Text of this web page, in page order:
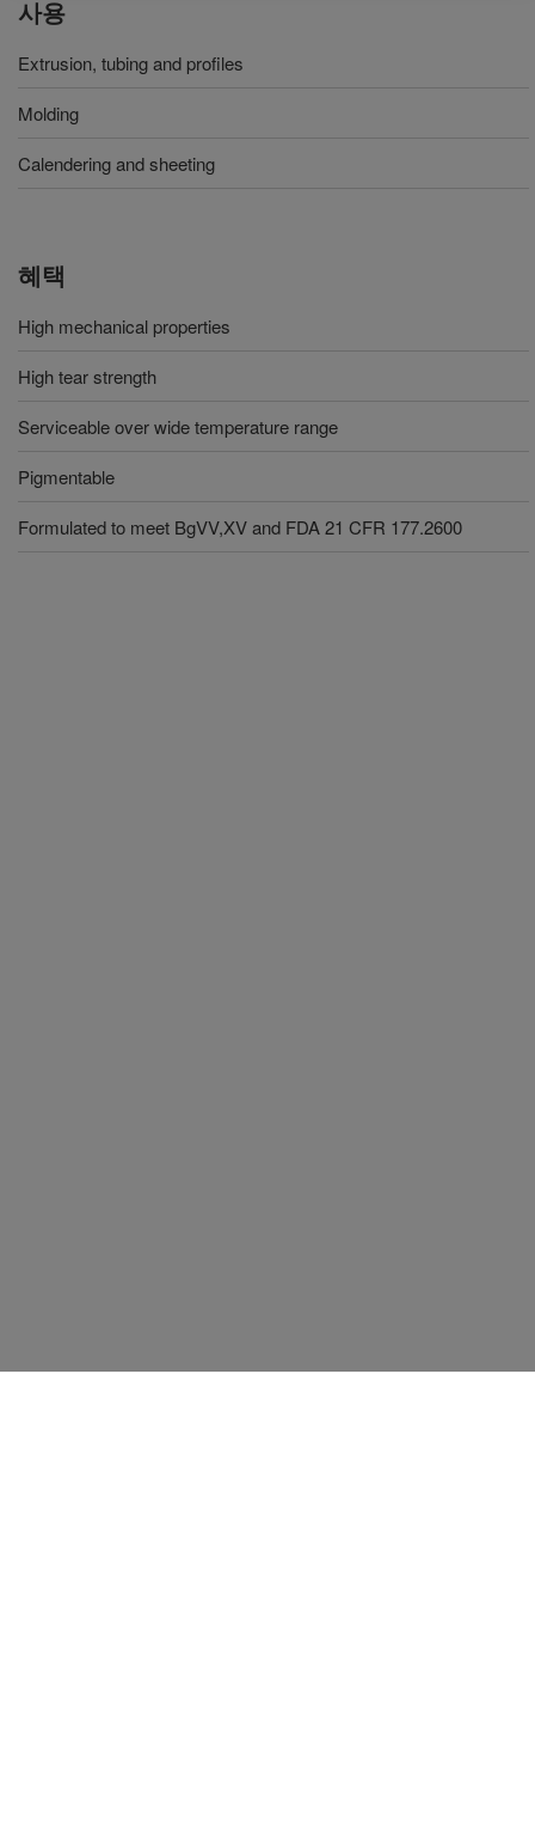
사용
Extrusion, tubing and profiles
Molding
Calendering and sheeting
혜택
High mechanical properties
High tear strength
Serviceable over wide temperature range
Pigmentable
Formulated to meet BgVV,XV and FDA 21 CFR 177.2600